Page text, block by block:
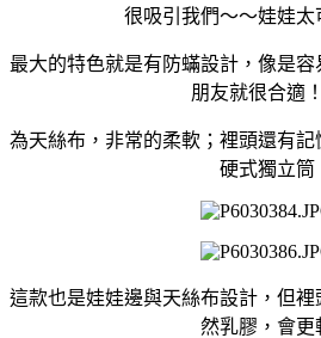
很吸引我們～～娃娃太
最大的特色就是有防蟎設計，像是
朋友就很合適！
為天絲布，非常的柔軟；裡頭還有
硬式獨立筒
這款也是娃娃邊與天絲布設計，但
然乳膠，會更